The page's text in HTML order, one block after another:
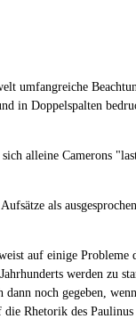
umfangreiche
Doppelspalten
alleine Camerons
als
auf einige
werden
dann noch gegeben,
Rhetorik des